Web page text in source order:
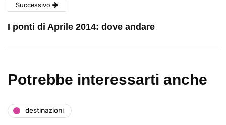
Successivo
I ponti di Aprile 2014: dove andare
Potrebbe interessarti anche
destinazioni